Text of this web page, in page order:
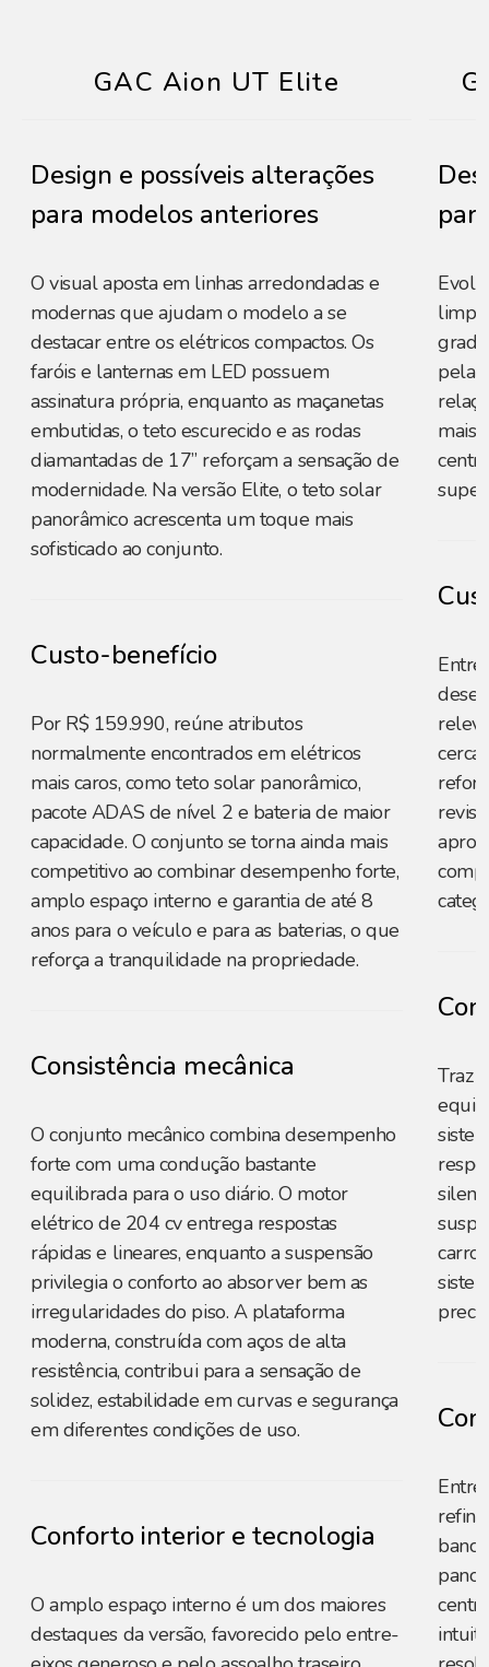
GAC Aion UT Elite
Design e possíveis alterações
para modelos anteriores
O visual aposta em linhas arredondadas e
modernas que ajudam o modelo a se
destacar entre os elétricos compactos. Os
faróis e lanternas em LED possuem
assinatura própria, enquanto as maçanetas
embutidas, o teto escurecido e as rodas
diamantadas de 17” reforçam a sensação de
modernidade. Na versão Elite, o teto solar
panorâmico acrescenta um toque mais
sofisticado ao conjunto.
Custo-benefício
Por R$ 159.990, reúne atributos
normalmente encontrados em elétricos
mais caros, como teto solar panorâmico,
pacote ADAS de nível 2 e bateria de maior
capacidade. O conjunto se torna ainda mais
competitivo ao combinar desempenho forte,
amplo espaço interno e garantia de até 8
anos para o veículo e para as baterias, o que
reforça a tranquilidade na propriedade.
Consistência mecânica
O conjunto mecânico combina desempenho
forte com uma condução bastante
equilibrada para o uso diário. O motor
elétrico de 204 cv entrega respostas
rápidas e lineares, enquanto a suspensão
privilegia o conforto ao absorver bem as
irregularidades do piso. A plataforma
moderna, construída com aços de alta
resistência, contribui para a sensação de
solidez, estabilidade em curvas e segurança
em diferentes condições de uso.
Conforto interior e tecnologia
O amplo espaço interno é um dos maiores
destaques da versão, favorecido pelo entre-
limpa
pela
mais
cerca
Traz